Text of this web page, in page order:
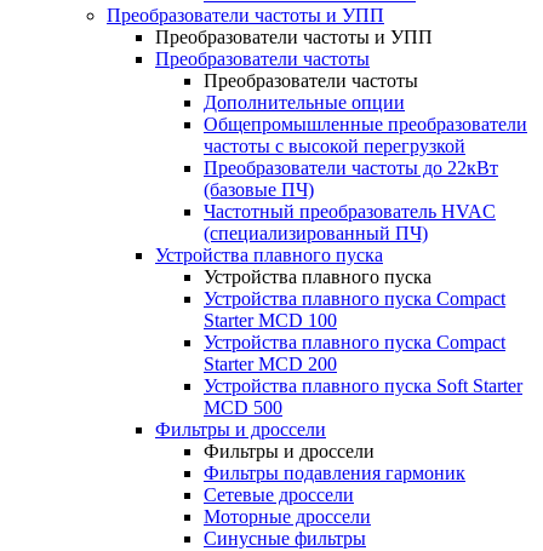
Преобразователи частоты и УПП
Преобразователи частоты и УПП
Преобразователи частоты
Преобразователи частоты
Дополнительные опции
Общепромышленные преобразователи
частоты с высокой перегрузкой
Преобразователи частоты до 22кВт
(базовые ПЧ)
Частотный преобразователь HVAC
(специализированный ПЧ)
Устройства плавного пуска
Устройства плавного пуска
Устройства плавного пуска Compact
Starter MCD 100
Устройства плавного пуска Compact
Starter MCD 200
Устройства плавного пуска Soft Starter
MCD 500
Фильтры и дроссели
Фильтры и дроссели
Фильтры подавления гармоник
Сетевые дроссели
Моторные дроссели
Синусные фильтры